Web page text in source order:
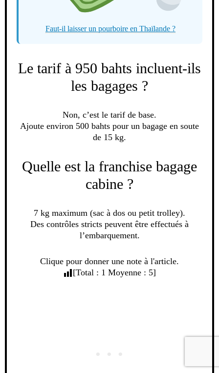
Faut-il laisser un pourboire en Thaïlande ?
Le tarif à 950 bahts incluent-ils
les bagages ?
Non, c’est le tarif de base.
Ajoute environ 500 bahts pour un bagage en soute
de 15 kg.
Quelle est la franchise bagage
cabine ?
7 kg maximum (sac à dos ou petit trolley).
Des contrôles stricts peuvent être effectués à
l’embarquement.
Clique pour donner une note à l'article.
[Total : 1 Moyenne : 5]